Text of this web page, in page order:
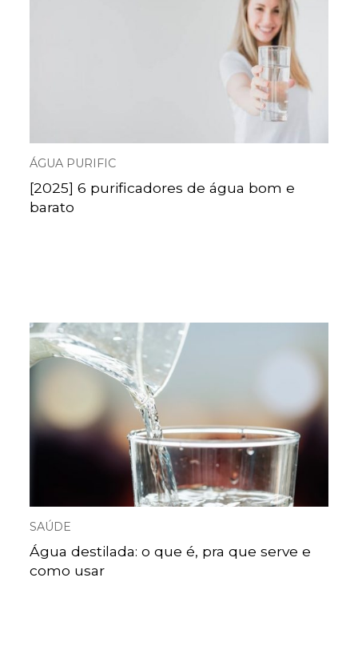
ÁGUA PURIFIC
[2025] 6 purificadores de água bom e
barato
SAÚDE
Água destilada: o que é, pra que serve e
como usar